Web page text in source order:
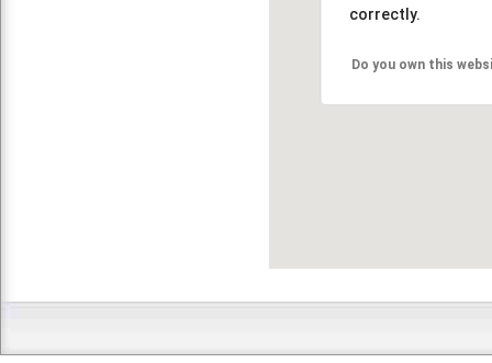
correctly.
Do you own this